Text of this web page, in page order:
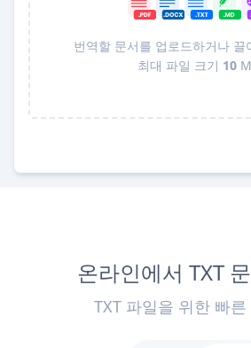
번역할 문서를 업로드하거나 끌
최대 파일 크기 10
온라인에서 TXT
TXT 파일을 위한 빠른